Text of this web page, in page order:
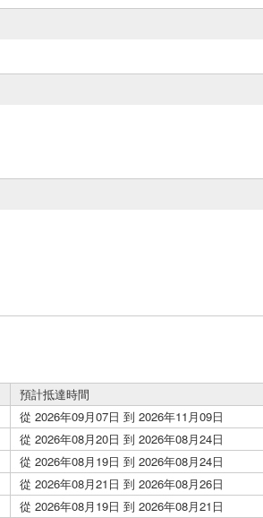
預計抵達時間
從 2026年09月07日 到 2026年11月09日
從 2026年08月20日 到 2026年08月24日
從 2026年08月19日 到 2026年08月24日
從 2026年08月21日 到 2026年08月26日
從 2026年08月19日 到 2026年08月21日